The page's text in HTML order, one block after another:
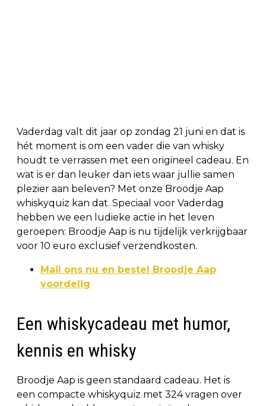
Vaderdag valt dit jaar op zondag 21 juni en dat is
hét moment is om een vader die van whisky
houdt te verrassen met een origineel cadeau. En
wat is er dan leuker dan iets waar jullie samen
plezier aan beleven? Met onze Broodje Aap
whiskyquiz kan dat. Speciaal voor Vaderdag
hebben we een ludieke actie in het leven
geroepen: Broodje Aap is nu tijdelijk verkrijgbaar
voor 10 euro exclusief verzendkosten.
Mail ons nu en bestel Broodje Aap
voordelig
Een whiskycadeau met humor,
kennis en whisky
Broodje Aap is geen standaard cadeau. Het is
een compacte whiskyquiz met 324 vragen over